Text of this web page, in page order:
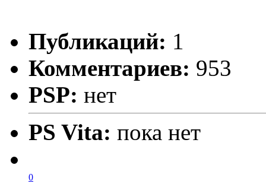
Публикаций: 1
Комментариев: 953
PSP: нет
PS Vita: пока нет
0